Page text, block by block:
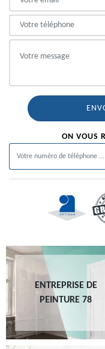
ON VOUS
ENTREPRISE DE
PEINTURE 78